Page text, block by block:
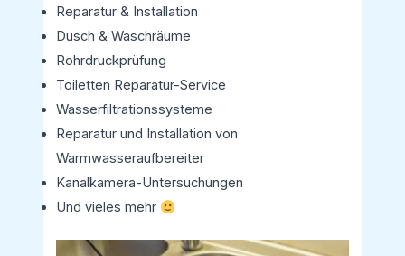
Reparatur & Installation
Dusch & Waschräume
Rohrdruckprüfung
Toiletten Reparatur-Service
Wasserfiltrationssysteme
Reparatur und Installation von
Warmwasseraufbereiter
Kanalkamera-Untersuchungen
Und vieles mehr